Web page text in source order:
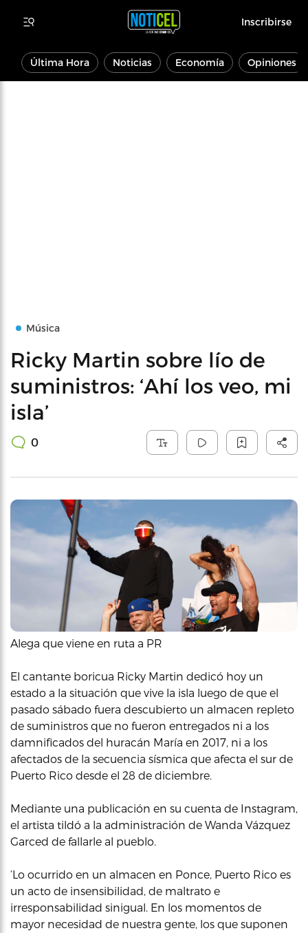
Inscribirse
Última Hora Noticias Economía Opiniones
Música
Ricky Martin sobre lío de
suministros: ‘Ahí los veo, mi
isla’
0
Alega que viene en ruta a PR
El cantante boricua Ricky Martin dedicó hoy un
estado a la situación que vive la isla luego de que el
pasado sábado fuera descubierto un almacen repleto
de suministros que no fueron entregados ni a los
damnificados del huracán María en 2017, ni a los
afectados de la secuencia sísmica que afecta el sur de
Puerto Rico desde el 28 de diciembre.
Mediante una publicación en su cuenta de Instagram,
el artista tildó a la administración de Wanda Vázquez
Garced de fallarle al pueblo.
‘Lo ocurrido en un almacen en Ponce, Puerto Rico es
un acto de insensibilidad, de maltrato e
irresponsabilidad sinigual. En los momentos de
mayor necesidad de nuestra gente, los que suponen